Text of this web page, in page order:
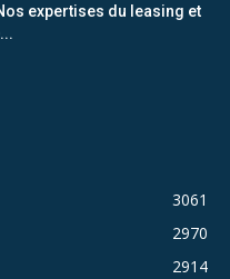
expertises du leasing et
3061
2970
2914